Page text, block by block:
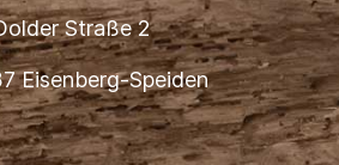
Straße 2
Eisenberg-Speiden